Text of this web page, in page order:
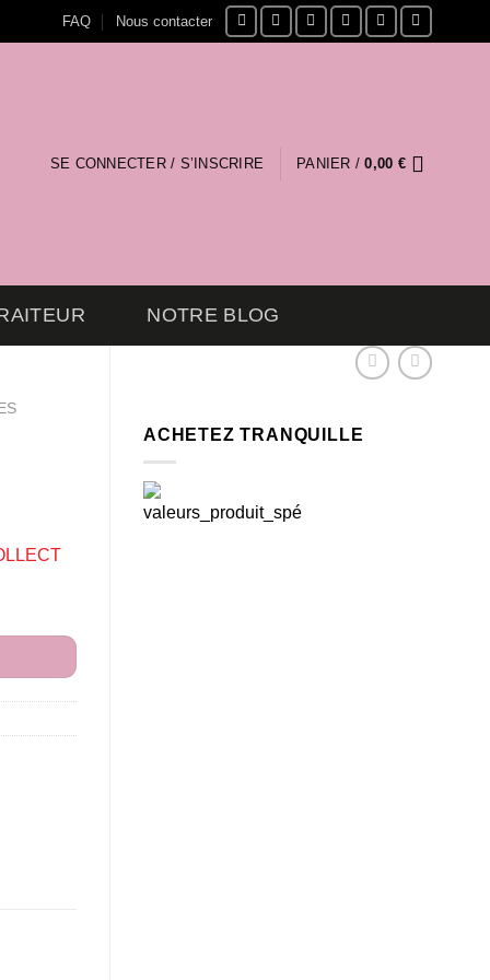
FAQ Nous contacter
SE CONNECTER / S’INSCRIRE PANIER /0,00 €
NOTRE BLOG
ACHETEZ TRANQUILLE